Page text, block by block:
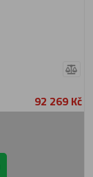
92 269 Kč